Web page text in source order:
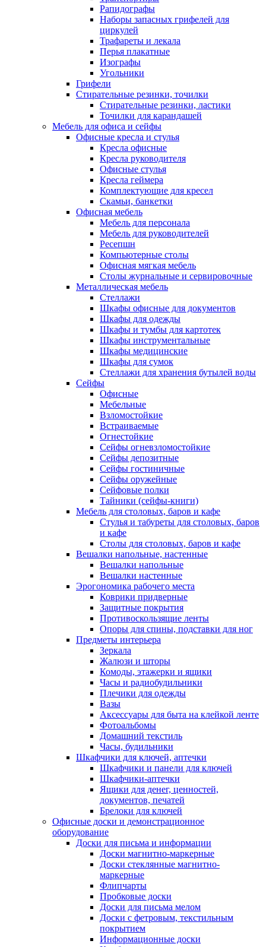
Рапидографы
Наборы запасных грифелей для
циркулей
Трафареты и лекала
Перья плакатные
Изографы
Угольники
Грифели
Стирательные резинки, точилки
Стирательные резинки, ластики
Точилки для карандашей
Мебель для офиса и сейфы
Офисные кресла и стулья
Кресла офисные
Кресла руководителя
Офисные стулья
Кресла геймера
Комплектующие для кресел
Скамьи, банкетки
Офисная мебель
Мебель для персонала
Мебель для руководителей
Ресепшн
Компьютерные столы
Офисная мягкая мебель
Столы журнальные и сервировочные
Металлическая мебель
Стеллажи
Шкафы офисные для документов
Шкафы для одежды
Шкафы и тумбы для картотек
Шкафы инструментальные
Шкафы медицинские
Шкафы для сумок
Стеллажи для хранения бутылей воды
Сейфы
Офисные
Мебельные
Взломостойкие
Встраиваемые
Огнестойкие
Сейфы огневзломостойкие
Сейфы депозитные
Сейфы гостиничные
Сейфы оружейные
Сейфовые полки
Тайники (сейфы-книги)
Мебель для столовых, баров и кафе
Стулья и табуреты для столовых, баров
и кафе
Столы для столовых, баров и кафе
Вешалки напольные, настенные
Вешалки напольные
Вешалки настенные
Эрогономика рабочего места
Коврики придверные
Защитные покрытия
Противоскользящие ленты
Опоры для спины, подставки для ног
Предметы интерьера
Зеркала
Жалюзи и шторы
Комоды, этажерки и ящики
Часы и радиобудильники
Плечики для одежды
Вазы
Аксессуары для быта на клейкой ленте
Фотоальбомы
Домашний текстиль
Часы, будильники
Шкафчики для ключей, аптечки
Шкафчики и панели для ключей
Шкафчики-аптечки
Ящики для денег, ценностей,
документов, печатей
Брелоки для ключей
Офисные доски и демонстрационное
оборудование
Доски для письма и информации
Доски магнитно-маркерные
Доски стеклянные магнитно-
маркерные
Флипчарты
Пробковые доски
Доски для письма мелом
Доски с фетровым, текстильным
покрытием
Информационные доски